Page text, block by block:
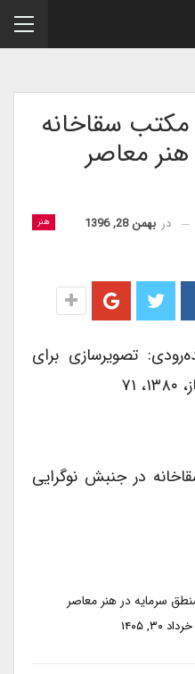
سقاخانه
معاصر
هنر دربهمن 28, 1396
تصویرسازی برای
در جنبش نوگرایی
سرمایه در هنر معاصر
۳۰, ۱۴۰۵